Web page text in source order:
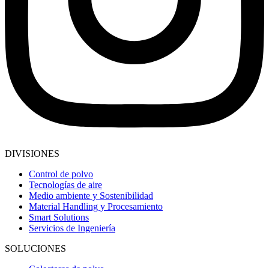
DIVISIONES
Control de polvo
Tecnologías de aire
Medio ambiente y Sostenibilidad
Material Handling y Procesamiento
Smart Solutions
Servicios de Ingeniería
SOLUCIONES